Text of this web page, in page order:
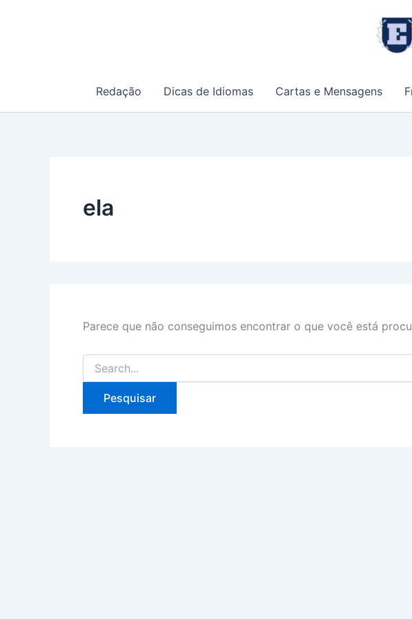
Redação Dicas de Idiomas Cartas e Mensagens
ela
Parece que não conseguimos encontrar o que você está
Pesquisar
por: